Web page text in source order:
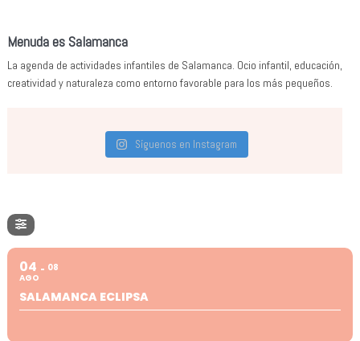
Menuda es Salamanca
La agenda de actividades infantiles de Salamanca. Ocio infantil, educación,
creatividad y naturaleza como entorno favorable para los más pequeños.
Síguenos en Instagram
04
AGO
08
SALAMANCA ECLIPSA